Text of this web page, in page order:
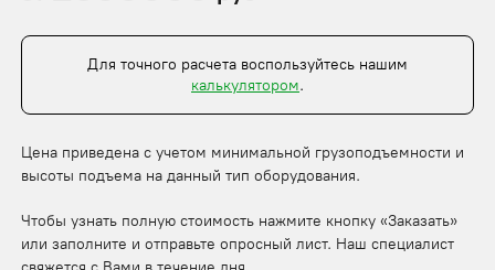
Для точного расчета воспользуйтесь нашим
калькулятором.
Цена приведена с учетом минимальной грузоподъемности и
высоты подъема на данный тип оборудования.
Чтобы узнать полную стоимость нажмите кнопку «Заказать»
или заполните и отправьте опросный лист. Наш специалист